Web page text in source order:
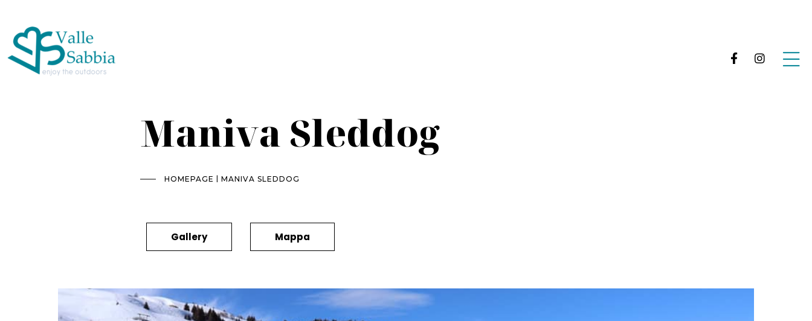
Maniva Sleddog
HOMEPAGE | MANIVA SLEDDOG
Gallery Mappa